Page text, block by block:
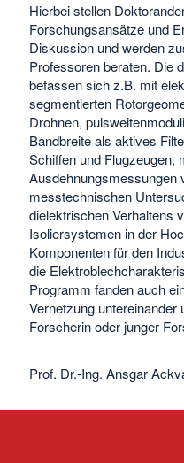
Hierbei stellen
Forschungsansätze und
Diskussion und werden
Professoren beraten. Die
befassen sich z.B. mit
segmentierten
Drohnen,
Bandbreite als aktives
Schiffen und Flugzeugen,
Ausdehnungsmessungen
messtechnischen
dielektrischen Verhaltens
Isoliersystemen in der
Komponenten für den
die
Programm fanden auch
Vernetzung
Forscherin oder junger
Prof. Dr.-Ing. Ansgar